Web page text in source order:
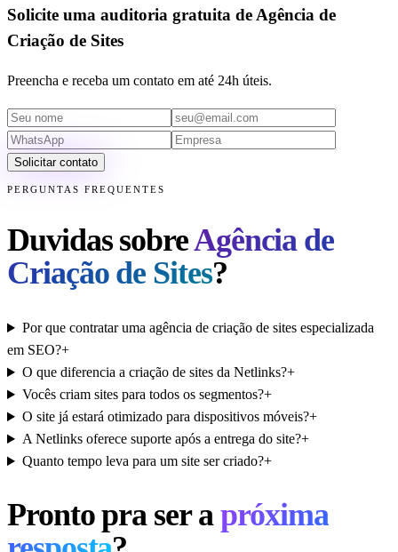
Solicite uma auditoria gratuita de Agência de
Criação de Sites
Preencha e receba um contato em até 24h úteis.
Solicitar contato
PERGUNTAS FREQUENTES
Duvidas sobreAgência de
Criação de Sites?
Por que contratar uma agência de criação de sites especializada
em SEO?+
O que diferencia a criação de sites da Netlinks?+
Vocês criam sites para todos os segmentos?+
O site já estará otimizado para dispositivos móveis?+
A Netlinks oferece suporte após a entrega do site?+
Quanto tempo leva para um site ser criado?+
Pronto pra ser a próxima